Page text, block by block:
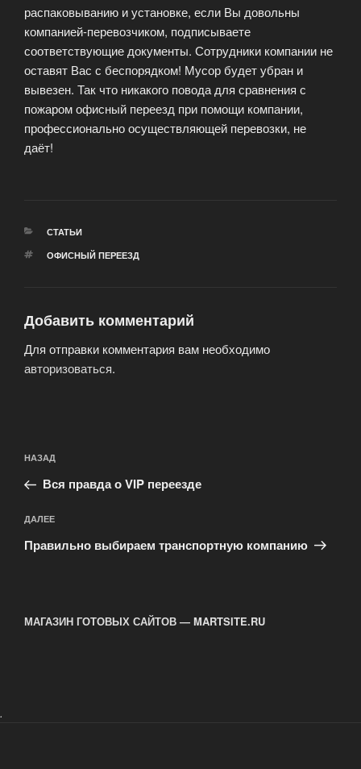
распаковыванию и установке, если Вы довольны
компанией-перевозчиком, подписываете
соответствующие документы. Сотрудники компании не
оставят Вас с беспорядком! Мусор будет убран и
вывезен. Так что никакого повода для сравнения с
пожаром офисный переезд при помощи компании,
профессионально осуществляющей перевозки, не
даёт!
РУБРИКИ
СТАТЬИ
МЕТКИ
ОФИСНЫЙ ПЕРЕЕЗД
Добавить комментарий
Для отправки комментария вам необходимо
авторизоваться.
по
записям
Предыдущая
запись:
НАЗАД
Вся правда о VIP переезде
Следующая
запись
ДАЛЕЕ
Правильно выбираем транспортную компанию
МАГАЗИН ГОТОВЫХ САЙТОВ — MARTSITE.RU
.